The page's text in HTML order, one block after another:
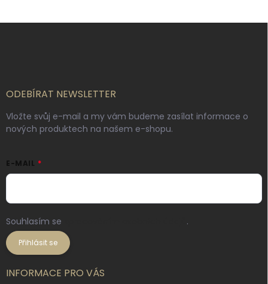
ODEBÍRAT NEWSLETTER
Vložte svůj e-mail a my vám budeme zasílat informace o
nových produktech na našem e-shopu.
E-MAIL
Souhlasím se .
Přihlásit se
INFORMACE PRO VÁS